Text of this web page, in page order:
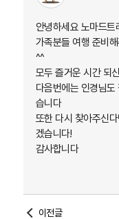
안녕하세요 노마드트
가족분들 여행 준비
^^
모두 즐거운 시간 되
다음번에는 인경님
습니다
또한 다시 찾아주신
겠습니다!
감사합니다
이전글